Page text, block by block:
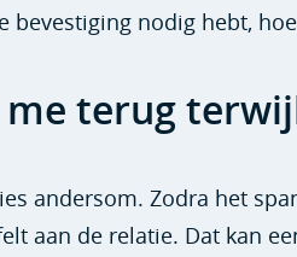
bevestiging nodig hebt,
terug
andersom. Zodra het
aan de relatie. Dat kan